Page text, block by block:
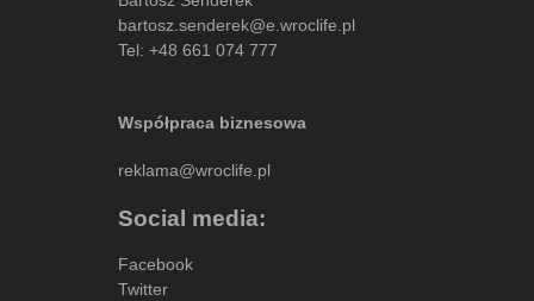
bartosz.senderek@e.wroclife.pl
Tel: +48 661 074 777
Współpraca biznesowa
reklama@wroclife.pl
Social media:
Facebook
Twitter